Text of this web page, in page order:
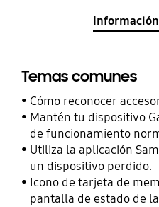
Temas comunes
Cómo reconocer
Mantén tu dispositivo
de funcionamiento
Utiliza la aplicación
un dispositivo perdido.
Icono de tarjeta de
pantalla de estado de